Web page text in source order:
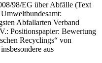
98/EG über Abfälle (Text
Abfallarten Verband
Positionspapier: Bewertung
Recyclings“ von
aus